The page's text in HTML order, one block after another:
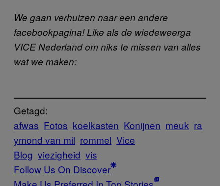
We gaan verhuizen naar een andere
facebookpagina! Like als de wiedeweerga
VICE Nederland om niks te missen van alles
wat we maken:
Getagd:
afwas Fotos koelkasten Konijnen meuk ra
ymond van mil rommel Vice
Blog viezigheid vis
Follow Us On Discover